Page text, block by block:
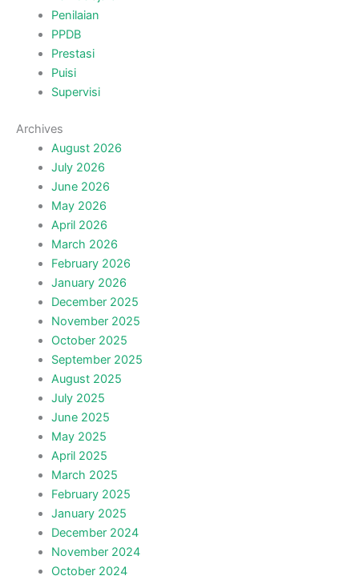
Penilaian
PPDB
Prestasi
Puisi
Supervisi
Archives
August 2026
July 2026
June 2026
May 2026
April 2026
March 2026
February 2026
January 2026
December 2025
November 2025
October 2025
September 2025
August 2025
July 2025
June 2025
May 2025
April 2025
March 2025
February 2025
January 2025
December 2024
November 2024
October 2024